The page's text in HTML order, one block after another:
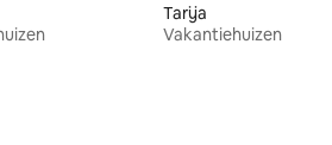
Tarija
Vakantiehuizen